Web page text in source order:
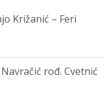
Križanić – Feri
rođ. Cvetnić